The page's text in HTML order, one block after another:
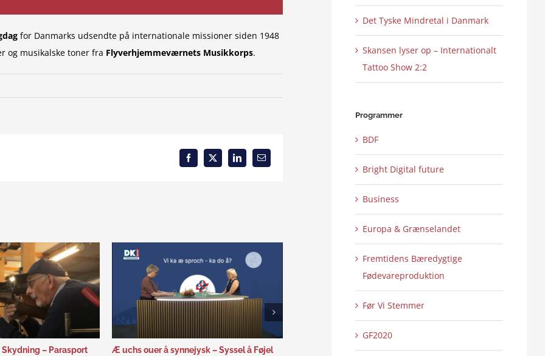
for Danmarks udsendte på internationale missioner siden 1948
og musikalske toner fra Flyverhjemmeværnets Musikkorps.
Facebook
X LinkedInEmail
– Parasport
Æ uchs ouer å synnejysk – Syssel å Føjel
Skansen lyser op – Internationalt Tattoo
Æ uchs ouer å
Det Tyske Mindretal i Danmark
Skansen lyser op – Internationalt
Tattoo Show 2:2
Programmer
BDF
Bright Digital future
Business
Europa & Grænselandet
Fremtidens Bæredygtige
Fødevareproduktion
Før Vi Stemmer
GF2020